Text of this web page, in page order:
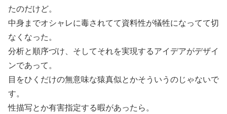
たのだけど。
中身までオシャレに毒されてて資料性が犠牲になってて切
なくなった。
分析と順序づけ、そしてそれを実現するアイデアがデザイ
ンであって。
目をひくだけの無意味な猿真似とかそういうのじゃないで
す。
性描写とか有害指定する暇があったら。